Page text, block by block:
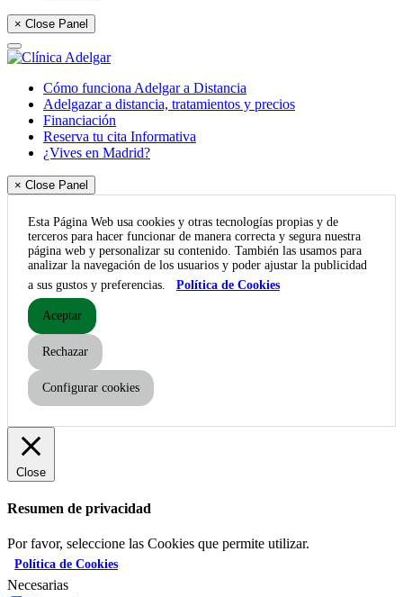
× Close Panel
Cómo funciona Adelgar a Distancia
Adelgazar a distancia, tratamientos y precios
Financiación
Reserva tu cita Informativa
¿Vives en Madrid?
× Close Panel
Esta Página Web usa cookies y otras tecnologías propias y de
terceros para hacer funcionar de manera correcta y segura nuestra
página web y personalizar su contenido. También las usamos para
analizar la navegación de los usuarios y poder ajustar la publicidad
a sus gustos y preferencias.
Política de Cookies
Aceptar
Rechazar
Configurar cookies
Close
Resumen de privacidad
Por favor, seleccione las Cookies que permite utilizar.
Política de Cookies
Necesarias